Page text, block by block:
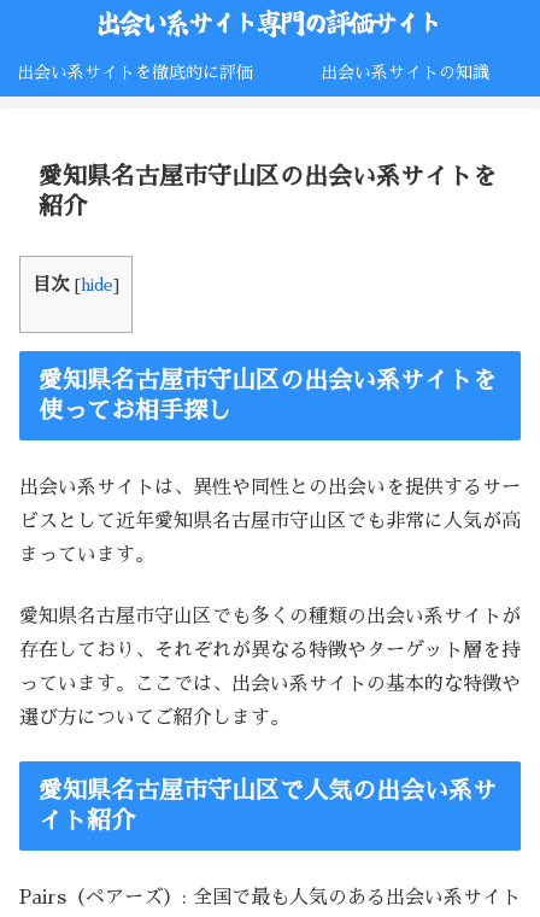
出会い系サイトを徹底的に評価 出会い系サイトの知識
愛知県名古屋市守山区の出会い系サイトを
紹介
目次 [ hide]
愛知県名古屋市守山区の出会い系サイトを
使ってお相手探し
出会い系サイトは、異性や同性との出会いを提供するサー
ビスとして近年愛知県名古屋市守山区でも非常に人気が高
まっています。
愛知県名古屋市守山区でも多くの種類の出会い系サイトが
存在しており、それぞれが異なる特徴やターゲット層を持
っています。ここでは、出会い系サイトの基本的な特徴や
選び方についてご紹介します。
愛知県名古屋市守山区で人気の出会い系サ
イト紹介
Pairs（ペアーズ）: 全国で最も人気のある出会い系サイト